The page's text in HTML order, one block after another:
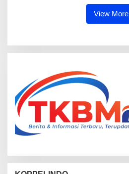
View More